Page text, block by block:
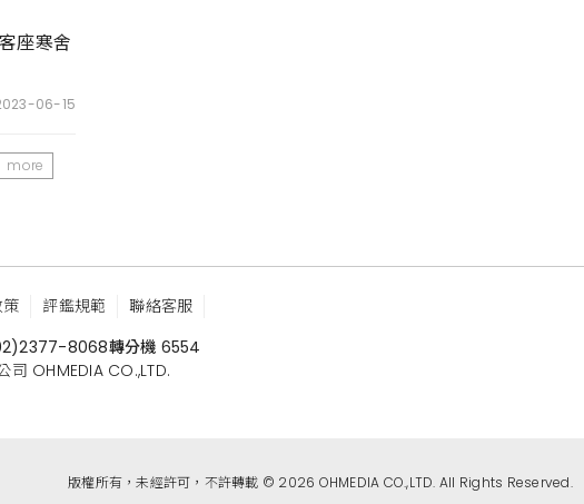
座寒舍
06-15
more
評鑑規範
聯絡客服
8068轉分機 6554
司 OHMEDIA CO.,LTD.
版權所有，未經許可，不許轉載 © 2026 OHMEDIA CO.,LTD. All Rights Reserved.